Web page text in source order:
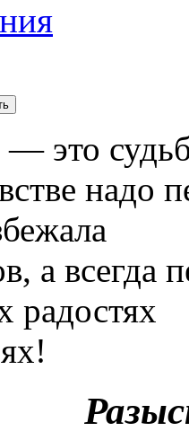
это
надо
а всегда
радостях